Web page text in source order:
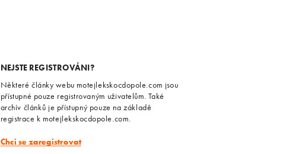
NEJSTE REGISTROVÁNI?
Některé články webu motejlekskocdopole.com jsou
přístupné pouze registrovaným uživatelům. Také
archív článků je přístupný pouze na základě
registrace k motejlekskocdopole.com.
Chci se zaregistrovat